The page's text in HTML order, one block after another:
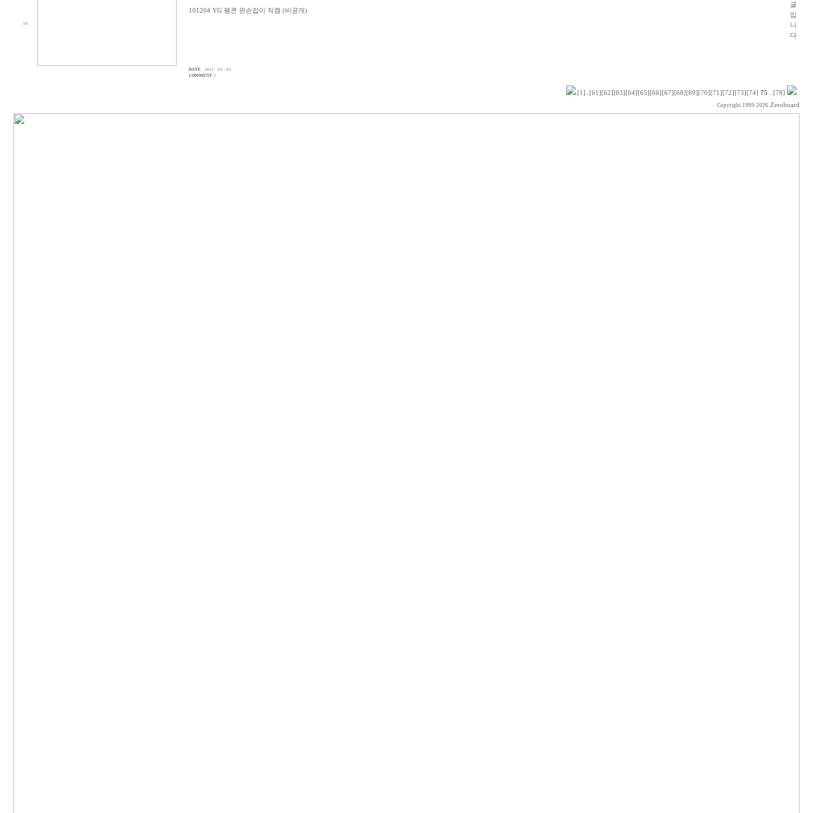
16
101204 YG 팸콘 왼손잡이 직캠 (비공개)
DATE
2011 · 03 · 03
COMMENT 2
[1] [61] [62] [63] [64] [65] [66] [67] [68] [69] [70] [71] [72] [73] [74] 75 [78]
Copyright 1999-2026 Zeroboard